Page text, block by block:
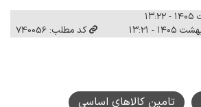
کد مطلب: 740056
تامین کالاهای اساسی